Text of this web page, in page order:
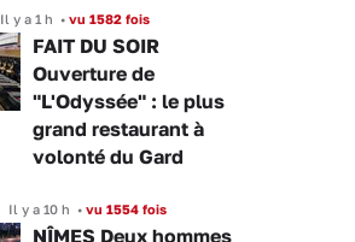
Il y a 1 h • vu 1582 fois
FAIT DU SOIR
Ouverture de
"L'Odyssée" : le plus
grand restaurant à
volonté du Gard
Il y a 10 h • vu 1554 fois
NÎMES Deux hommes